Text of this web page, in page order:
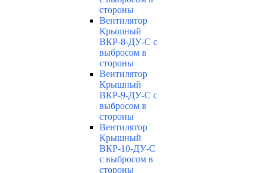
стороны
Вентилятор
Крышный
ВКР-8-ДУ-С с
выбросом в
стороны
Вентилятор
Крышный
ВКР-9-ДУ-С с
выбросом в
стороны
Вентилятор
Крышный
ВКР-10-ДУ-С
с выбросом в
стороны